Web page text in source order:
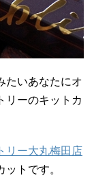
たいあなたにオ
リーのキットカ
リー大丸梅田店
トです。